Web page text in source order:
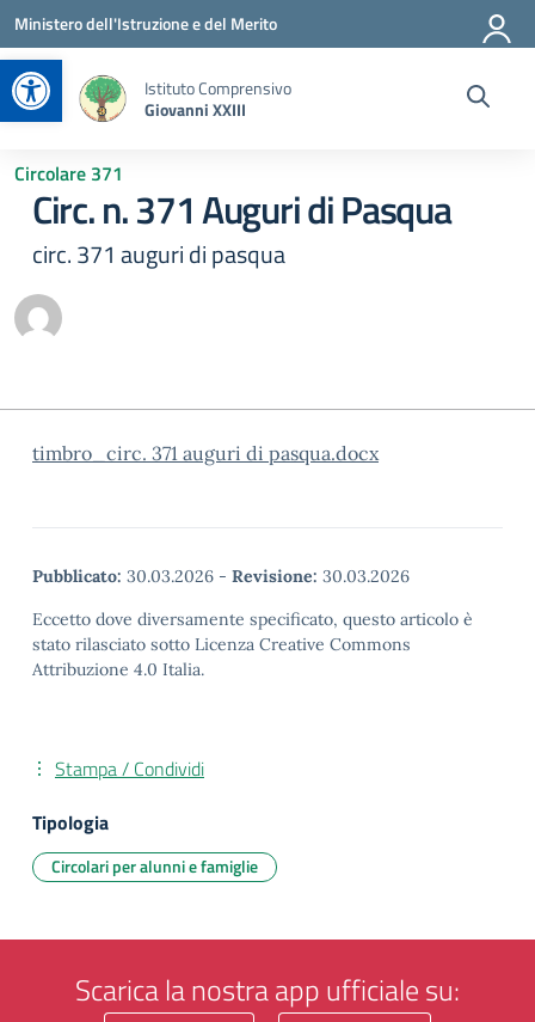
Apri la barra degli strumenti
Vai ai contenuti
Vai al menu di navigazione
Vai al footer
Ministero dell'Istruzione e del Merito
Istituto Comprensivo
Giovanni XXIII
Circolare 371
Circ. n. 371 Auguri di Pasqua
circ. 371 auguri di pasqua
timbro_circ. 371 auguri di pasqua.docx
Pubblicato: 30.03.2026 - Revisione: 30.03.2026
Eccetto dove diversamente specificato, questo articolo è
stato rilasciato sotto Licenza Creative Commons
Attribuzione 4.0 Italia.
Stampa / Condividi
Tipologia
Circolari per alunni e famiglie
Scarica la nostra app ufficiale su: